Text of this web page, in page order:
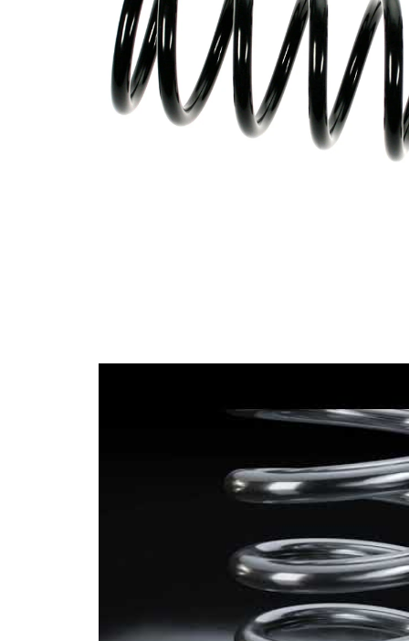
průměrem
Vnější
průměr
107 mm
Průměr
drátu
11,25 mm